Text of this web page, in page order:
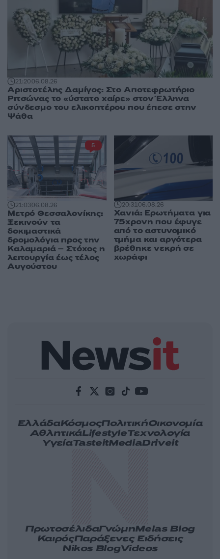
21:2006.08.26
Αριστοτέλης Δαμίγος: Στο Αποτεφρωτήριο
Ριτσώνας το «ύστατο χαίρε» στον Έλληνα
σύνδεσμο του ελικοπτέρου που έπεσε στην
Ψάθα
21:0306.08.26
Μετρό Θεσσαλονίκης:
Ξεκινούν τα
δοκιμαστικά
δρομολόγια προς την
Καλαμαριά – Στόχος η
λειτουργία έως τέλος
Αυγούστου
5
20:3106.08.26
Χανιά: Ερωτήματα για
75χρονη που έφυγε
από το αστυνομικό
τμήμα και αργότερα
βρέθηκε νεκρή σε
χωράφι
ΕλλάδαΚόσμοςΠολιτικήΟικονομία
ΑθλητικάLifestyleΤεχνολογία
ΥγείαTasteitMediaDriveit
ΠρωτοσέλιδαΓνώμηMelas Blog
ΚαιρόςΠαράξενες Ειδήσεις
Nikos BlogVideos